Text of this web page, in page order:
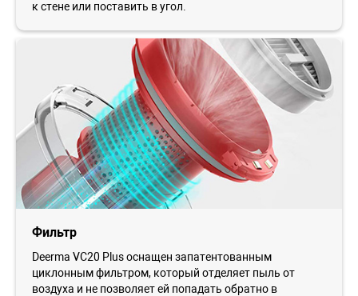
к стене или поставить в угол.
Фильтр
Deerma VC20 Plus оснащен запатентованным
циклонным фильтром, который отделяет пыль от
воздуха и не позволяет ей попадать обратно в